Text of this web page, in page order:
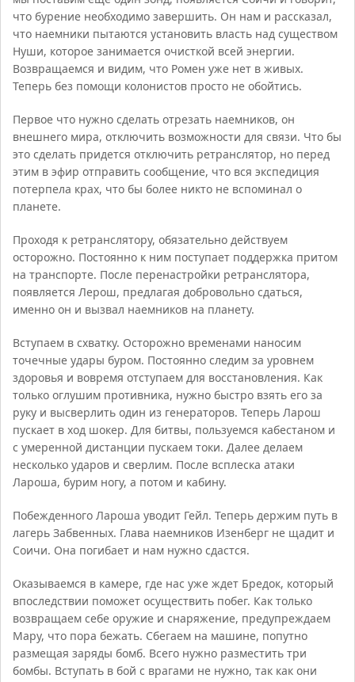
что бурение необходимо завершить. Он нам и рассказал,
что наемники пытаются установить власть над существом
Нуши, которое занимается очисткой всей энергии.
Возвращаемся и видим, что Ромен уже нет в живых.
Теперь без помощи колонистов просто не обойтись.
Первое что нужно сделать отрезать наемников, он
внешнего мира, отключить возможности для связи. Что бы
это сделать придется отключить ретранслятор, но перед
этим в эфир отправить сообщение, что вся экспедиция
потерпела крах, что бы более никто не вспоминал о
планете.
Проходя к ретранслятору, обязательно действуем
осторожно. Постоянно к ним поступает поддержка притом
на транспорте. После перенастройки ретранслятора,
появляется Лерош, предлагая добровольно сдаться,
именно он и вызвал наемников на планету.
Вступаем в схватку. Осторожно временами наносим
точечные удары буром. Постоянно следим за уровнем
здоровья и вовремя отступаем для восстановления. Как
только оглушим противника, нужно быстро взять его за
руку и высверлить один из генераторов. Теперь Ларош
пускает в ход шокер. Для битвы, пользуемся кабестаном и
с умеренной дистанции пускаем токи. Далее делаем
несколько ударов и сверлим. После всплеска атаки
Лароша, бурим ногу, а потом и кабину.
Побежденного Лароша уводит Гейл. Теперь держим путь в
лагерь Забвенных. Глава наемников Изенберг не щадит и
Соичи. Она погибает и нам нужно сдастся.
Оказываемся в камере, где нас уже ждет Бредок, который
впоследствии поможет осуществить побег. Как только
возвращаем себе оружие и снаряжение, предупреждаем
Мару, что пора бежать. Сбегаем на машине, попутно
размещая заряды бомб. Всего нужно разместить три
бомбы. Вступать в бой с врагами не нужно, так как они